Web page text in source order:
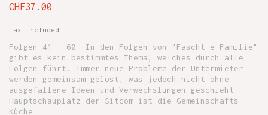
CHF37.00
Tax included
Folgen 41 - 60. In den Folgen von "Fascht e Familie"
gibt es kein bestimmtes Thema, welches durch alle
Folgen führt. Immer neue Probleme der Untermieter
werden gemeinsam gelöst, was jedoch nicht ohne
ausgefallene Ideen und Verwechslungen geschieht.
Hauptschauplatz der Sitcom ist die Gemeinschafts-
Küche.